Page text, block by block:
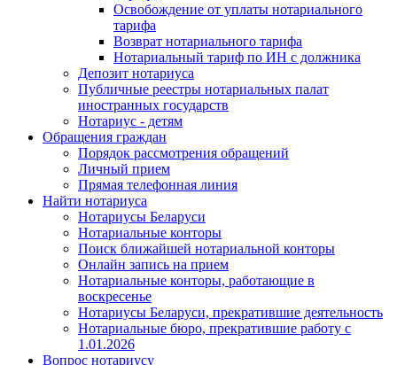
Освобождение от уплаты нотариального
тарифа
Возврат нотариального тарифа
Нотариальный тариф по ИН с должника
Депозит нотариуса
Публичные реестры нотариальных палат
иностранных государств
Нотариус - детям
Обращения граждан
Порядок рассмотрения обращений
Личный прием
Прямая телефонная линия
Найти нотариуса
Нотариусы Беларуси
Нотариальные конторы
Поиск ближайшей нотариальной конторы
Онлайн запись на прием
Нотариальные конторы, работающие в
воскресенье
Нотариусы Беларуси, прекратившие деятельность
Нотариальные бюро, прекратившие работу с
1.01.2026
Вопрос нотариусу